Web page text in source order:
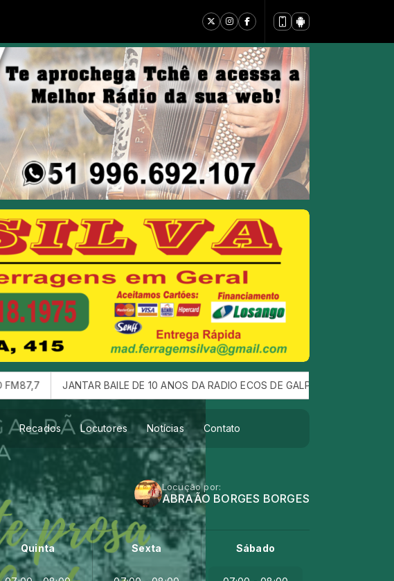
JANTAR BAILE DE 10 ANOS DA RADIO ECOS DE GALPAO :QUE ACONTEÇEU DIA
Recados Locutores Notícias Contato
Locução por:
ABRAÃO BORGES BORGES
Quinta Sexta Sábado